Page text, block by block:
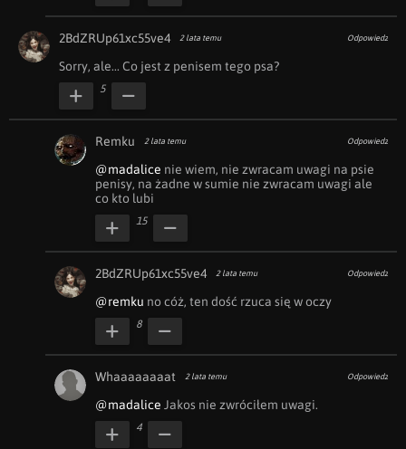
2BdZRUp61xc55ve4 2 lata temu Odpowiedz
Sorry, ale... Co jest z penisem tego psa?
5
Remku 2 lata temu Odpowiedz
@madalice nie wiem, nie zwracam uwagi na psie
penisy, na żadne w sumie nie zwracam uwagi ale
co kto lubi
15
2BdZRUp61xc55ve4 2 lata temu Odpowiedz
@remku no cóż, ten dość rzuca się w oczy
8
Whaaaaaaaat 2 lata temu Odpowiedz
@madalice Jakos nie zwróciłem uwagi.
4